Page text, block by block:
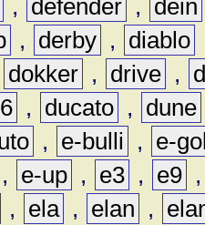
, defender , dein
, derby , diablo
dokker , drive ,
, ducato , dune
, e-bulli ,
e-
, e-up , e3 , e9
, ela , elan ,